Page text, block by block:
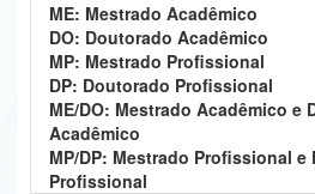
Ministério do Desenvolvimento Regional
Controladoria-Geral da União
Ministério da Mulher, da Família e dos Direitos
Secretaria-Geral
ME: Mestrado Acadêmico
DO: Doutorado Acadêmico
MP: Mestrado Profissional
DP: Doutorado Profissional
ME/DO: Mestrado Acadêmico e
Acadêmico
MP/DP: Mestrado Profissional e
Profissional